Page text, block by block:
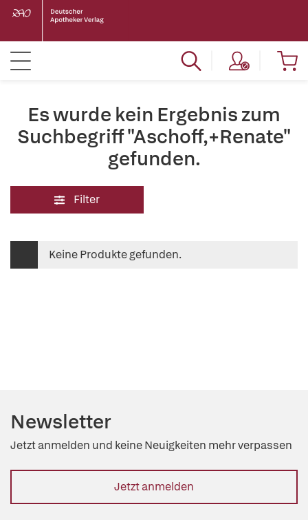
Es wurde kein Ergebnis zum
Suchbegriff "Aschoff,+Renate"
gefunden.
Filter
Keine Produkte gefunden.
Newsletter
Jetzt anmelden und keine Neuigkeiten mehr verpassen
Jetzt anmelden